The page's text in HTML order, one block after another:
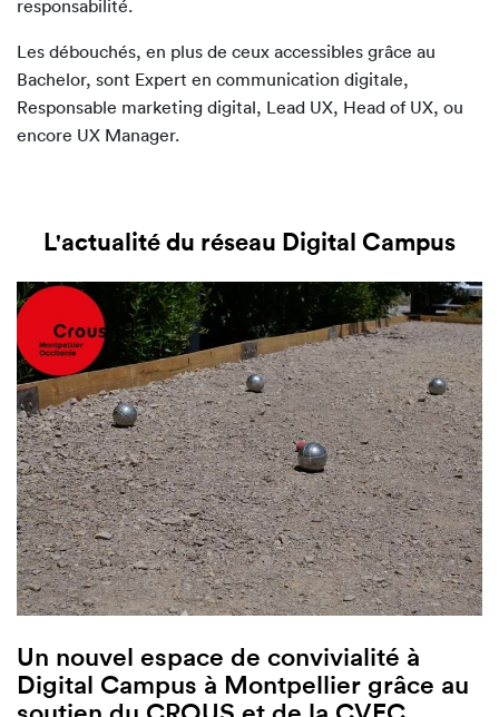
responsabilité.
Les débouchés, en plus de ceux accessibles grâce au
Bachelor, sont Expert en communication digitale,
Responsable marketing digital, Lead UX, Head of UX, ou
encore UX Manager.
L'actualité du réseau Digital Campus
Un nouvel espace de convivialité à
Digital Campus à Montpellier grâce au